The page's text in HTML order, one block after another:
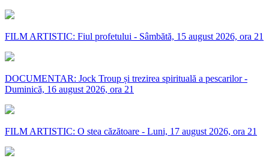
FILM ARTISTIC: Fiul profetului - Sâmbătă, 15 august 2026, ora 21
DOCUMENTAR: Jock Troup și trezirea spirituală a pescarilor -
Duminică, 16 august 2026, ora 21
FILM ARTISTIC: O stea căzătoare - Luni, 17 august 2026, ora 21